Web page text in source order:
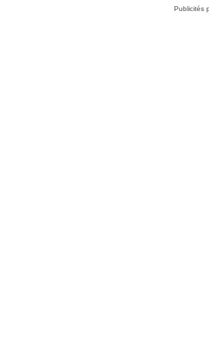
Publicités